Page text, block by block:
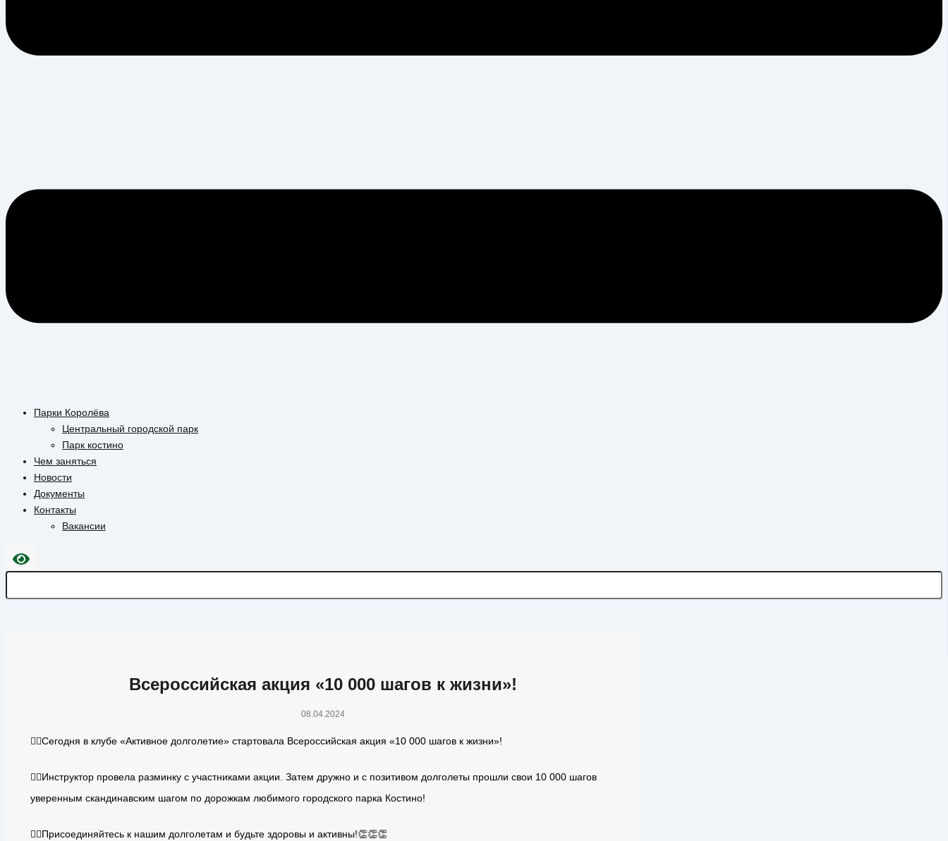
Парки Королёва
Центральный городской парк
Парк костино
Чем заняться
Новости
Документы
Контакты
Вакансии
Всероссийская акция «10 000 шагов к жизни»!
08.04.2024
🚶‍♂️Сегодня в клубе «Активное долголетие» стартовала Всероссийская акция «10 000 шагов к жизни»!
🚶‍♂️Инструктор провела разминку с участниками акции. Затем дружно и с позитивом долголеты прошли свои 10 000 шагов
уверенным скандинавским шагом по дорожкам любимого городского парка Костино!
🚶‍♂️Присоединяйтесь к нашим долголетам и будьте здоровы и активны!👏👏👏